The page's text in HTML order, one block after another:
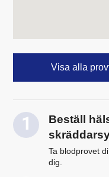
Visa alla
Beställ
Ta blodprovet
dig.